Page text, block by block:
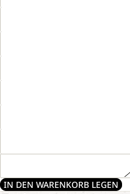
IN DEN WARENKORB LEGEN